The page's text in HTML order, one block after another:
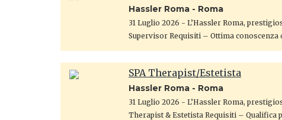
Hassler Roma - Roma
31 Luglio 2026 - L’Hassler Roma,
Supervisor Requisiti – Ottima
SPA Therapist/Estetista
Hassler Roma - Roma
31 Luglio 2026 - L’Hassler Roma,
Therapist & Estetista Requisiti –